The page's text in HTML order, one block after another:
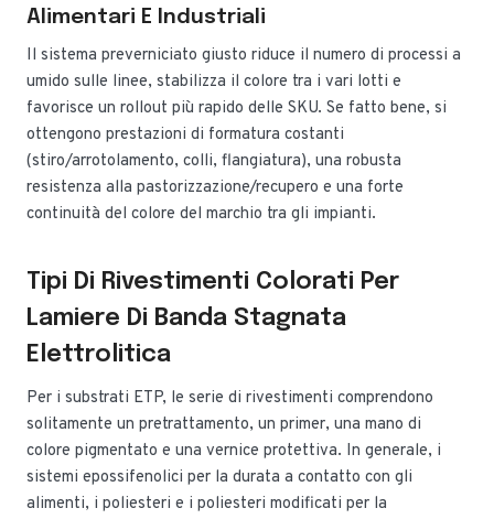
Alimentari E Industriali
Il sistema preverniciato giusto riduce il numero di processi a
umido sulle linee, stabilizza il colore tra i vari lotti e
favorisce un rollout più rapido delle SKU. Se fatto bene, si
ottengono prestazioni di formatura costanti
(stiro/arrotolamento, colli, flangiatura), una robusta
resistenza alla pastorizzazione/recupero e una forte
continuità del colore del marchio tra gli impianti.
Tipi Di Rivestimenti Colorati Per
Lamiere Di Banda Stagnata
Elettrolitica
Per i substrati ETP, le serie di rivestimenti comprendono
solitamente un pretrattamento, un primer, una mano di
colore pigmentato e una vernice protettiva. In generale, i
sistemi epossifenolici per la durata a contatto con gli
alimenti, i poliesteri e i poliesteri modificati per la